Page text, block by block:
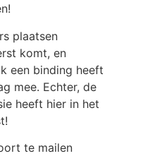
plaatsen
komt, en
een binding heeft
mee. Echter, de
heeft hier in het
te mailen